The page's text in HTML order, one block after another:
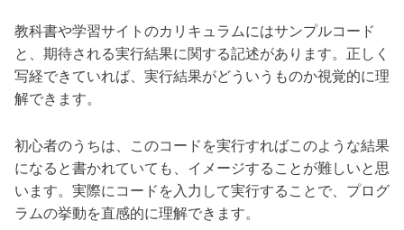
教科書や学習サイトのカリキュラムにはサンプルコード
と、期待される実行結果に関する記述があります。正しく
写経できていれば、実行結果がどういうものか視覚的に理
解できます。
初心者のうちは、このコードを実行すればこのような結果
になると書かれていても、イメージすることが難しいと思
います。実際にコードを入力して実行することで、プログ
ラムの挙動を直感的に理解できます。